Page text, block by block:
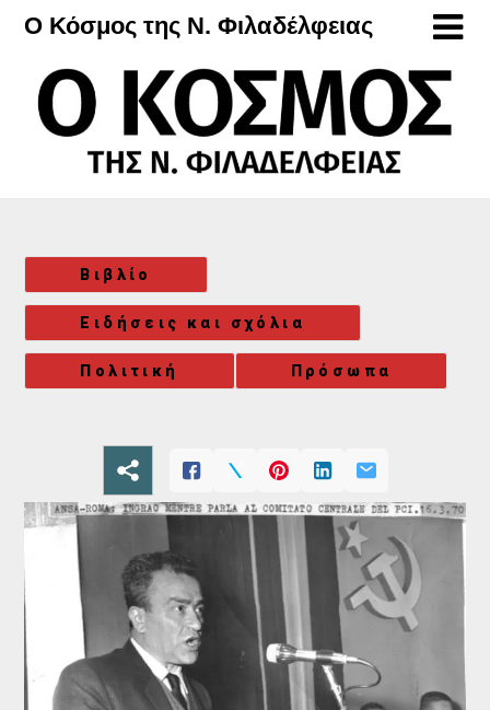
Μετάβαση
περιεχόμενο
Ο Κόσμος της Ν. Φιλαδέλφειας
Βιβλίο
Ειδήσεις και σχόλια
Πολιτική Πρόσωπα